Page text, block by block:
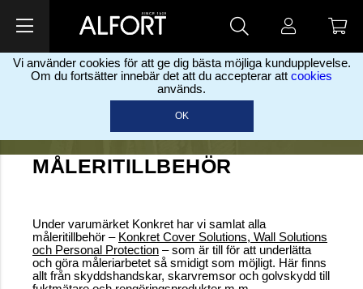
Vi använder cookies för att ge dig bästa möjliga kundupplevelse.
Om du fortsätter innebär det att du accepterar att cookies
används.
OK
MÅLERITILLBEHÖR
Under varumärket Konkret har vi samlat alla
måleritillbehör – Konkret Cover Solutions, Wall Solutions
och Personal Protection – som är till för att underlätta
och göra måleriarbetet så smidigt som möjligt. Här finns
allt från skyddshandskar, skarvremsor och golvskydd till